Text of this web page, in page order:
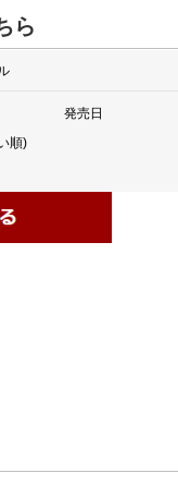
ら
発売日
順)